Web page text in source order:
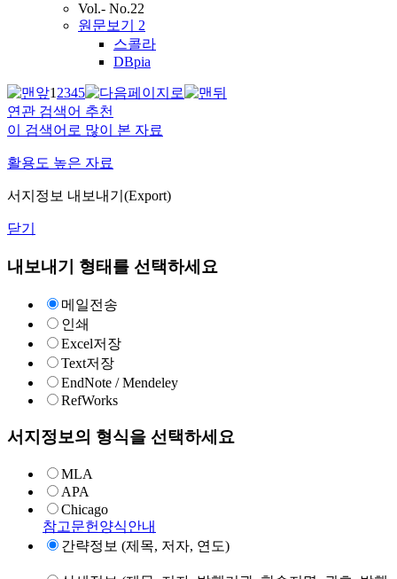
Vol.- No.22
원문보기 2
스콜라
DBpia
12345
연관 검색어 추천
이 검색어로 많이 본 자료
활용도 높은 자료
서지정보 내보내기(Export)
닫기
내보내기 형태를 선택하세요
메일전송
인쇄
Excel저장
Text저장
EndNote / Mendeley
RefWorks
서지정보의 형식을 선택하세요
MLA
APA
Chicago
참고문헌양식안내
간략정보 (제목, 저자, 연도)